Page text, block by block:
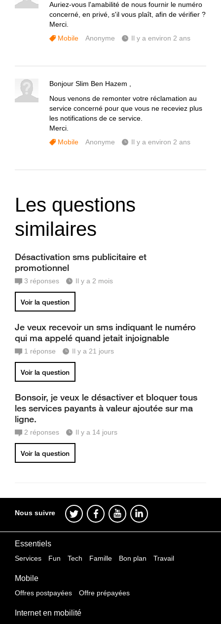
Auriez-vous l'amabilité de nous fournir le numéro
concerné, en privé, s'il vous plaît, afin de vérifier ?
Merci.
Mobile
Anonyme Il y a environ 2 ans
Bonjour Slim Ben Hazem ,
Nous venons de remonter votre réclamation au
service concerné pour que vous ne receviez plus
les notifications de ce service.
Merci.
Mobile
Anonyme Il y a environ 2 ans
Les questions
similaires
Désactivation sms publicitaire et
promotionnel
3 réponses Il y a 2 mois
Voir la question
Je veux recevoir un sms indiquant le numéro
qui ma appelé quand jetait injoignable
1 réponse Il y a 21 jours
Voir la question
Bonsoir, je veux le désactiver et bloquer tous
les services payants à valeur ajoutée sur ma
ligne.
2 réponses Il y a 14 jours
Voir la question
Nous suivre
Essentiels
Services Fun Tech Famille Bon plan Travail
Mobile
Offres postpayées Offre prépayées
Internet en mobilité